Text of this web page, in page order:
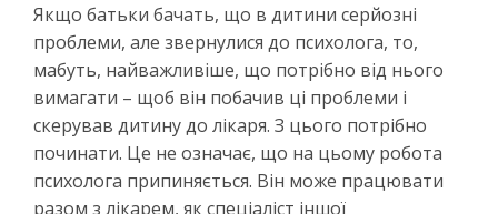
Якщо батьки бачать, що в дитини серйозні
проблеми, але звернулися до психолога, то,
мабуть, найважливіше, що потрібно від нього
вимагати – щоб він побачив ці проблеми і
скерував дитину до лікаря. З цього потрібно
починати. Це не означає, що на цьому робота
психолога припиняється. Він може працювати
разом з лікарем, як спеціаліст іншої